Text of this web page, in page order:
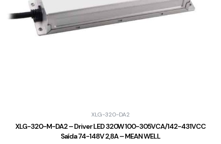
XLG-320-DA2
XLG-320-M-DA2 – Driver LED 320W 100-305VCA/142-431VCC
Saída 74-148V 2,8A – MEAN WELL